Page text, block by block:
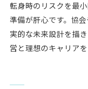
転身時のリスクを最
準備が肝心です。協
実的な未来設計を描
営と理想のキャリアを